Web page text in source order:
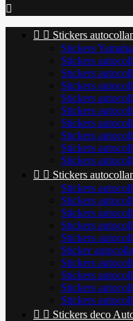

  Stickers
Stickers
Stickers
Stickers
Stickers
Stickers
Stickers
Stickers
Stickers
Stickers
Stickers
  Stickers
Stickers
Stickers
Stickers
Stickers
Stickers
Sticker
Stickers
Stickers
Stickers
Stickers
  Stickers deco